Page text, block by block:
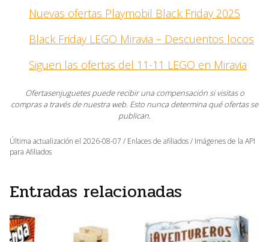
Nuevas ofertas Playmobil Black Friday 2025
Black Friday LEGO Miravia – Descuentos locos
Siguen las ofertas del 11-11 LEGO en Miravia
Ofertasenjuguetes puede recibir una compensación si visitas o
compras a través de nuestra web. Esto nunca determina qué ofertas se
publican.
Última actualización el 2026-08-07 / Enlaces de afiliados / Imágenes de la API
para Afiliados
Entradas relacionadas